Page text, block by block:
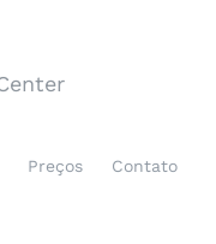
Preços Contato